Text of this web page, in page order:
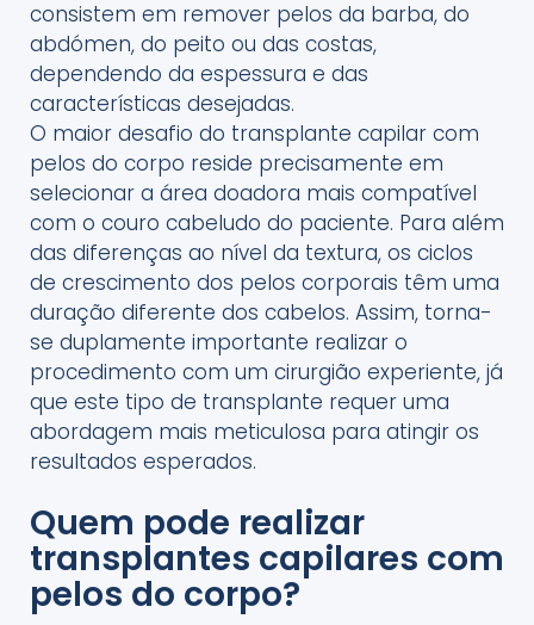
consistem em remover pelos da barba, do
abdómen, do peito ou das costas,
dependendo da espessura e das
características desejadas.
O maior desafio do transplante capilar com
pelos do corpo reside precisamente em
selecionar a área doadora mais compatível
com o couro cabeludo do paciente. Para além
das diferenças ao nível da textura, os ciclos
de crescimento dos pelos corporais têm uma
duração diferente dos cabelos. Assim, torna-
se duplamente importante realizar o
procedimento com um cirurgião experiente, já
que este tipo de transplante requer uma
abordagem mais meticulosa para atingir os
resultados esperados.
Quem pode realizar
transplantes capilares com
pelos do corpo?